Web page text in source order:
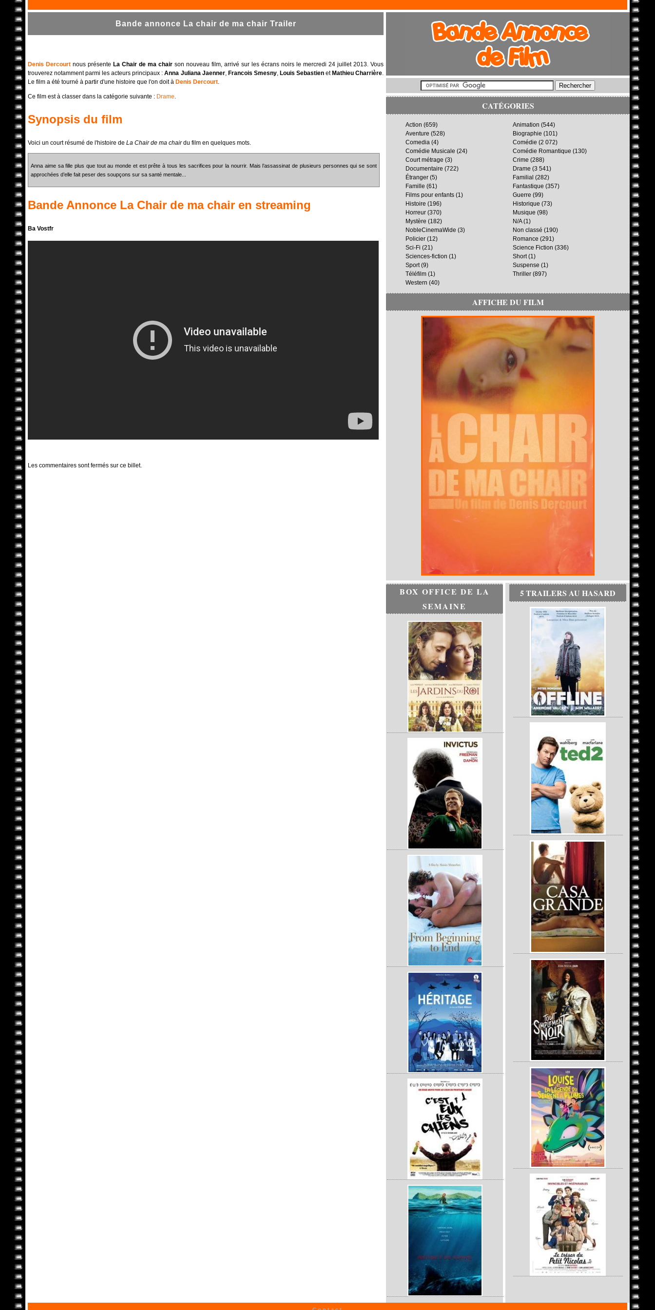
Bande annonce La chair de ma chair Trailer
Denis Dercourt nous présente La Chair de ma chair son nouveau film, arrivé sur les écrans noirs le mercredi 24 juillet 2013. Vous
trouverez notamment parmi les acteurs principaux :Anna Juliana Jaenner, Francois Smesny, Louis Sebastienet Mathieu Charrière.
Le film a été tourné à partir d'une histoire que l'on doit à Denis Dercourt.
Ce film est à classer dans la catégorie suivante : Drame.
Synopsis du film
Voici un court résumé de l'histoire de La Chair de ma chairdu film en quelques mots.
Anna aime sa fille plus que tout au monde et est prête à tous les sacrifices pour la nourrir. Mais l’assassinat de plusieurs personnes qui se sont
approchées d’elle fait peser des soupçons sur sa santé mentale...
Bande Annonce La Chair de ma chair en streaming
Ba Vostfr
Les commentaires sont fermés sur ce billet.
CATÉGORIES
Action (659) Animation (544)
Aventure (528) Biographie (101)
Comedia (4) Comédie (2 072)
Comédie Musicale (24) Comédie Romantique (130)
Court métrage (3) Crime (288)
Documentaire (722) Drame (3 541)
Étranger (5) Familial (282)
Famille (61) Fantastique (357)
Films pour enfants (1) Guerre (99)
Histoire (196) Historique (73)
Horreur (370) Musique (98)
Mystère (182) N/A(1)
NobleCinemaWide (3) Non classé (190)
Policier (12) Romance (291)
Sci-Fi (21) Science Fiction (336)
Sciences-fiction (1) Short(1)
Sport(9) Suspense (1)
Téléfilm (1) Thriller (897)
Western (40)
AFFICHE DU FILM
BOX OFFICE DE LA
SEMAINE
5 TRAILERS AU HASARD